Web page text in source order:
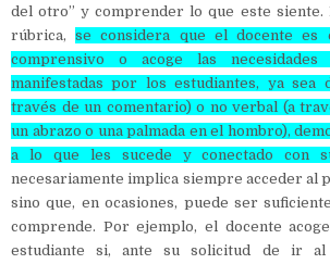
del otro” y comprender lo que este siente.
rúbrica,se considera que el docente es
comprensivo o acoge las
manifestadas por los estudiantes, ya sea
través de un comentario) o no verbal (a
un abrazo o una palmada en el hombro),
a lo que les sucede y conectado con
necesariamente implica siempre acceder al
sino que, en ocasiones, puede ser
comprende. Por ejemplo, el docente
estudiante si, ante su solicitud de ir al